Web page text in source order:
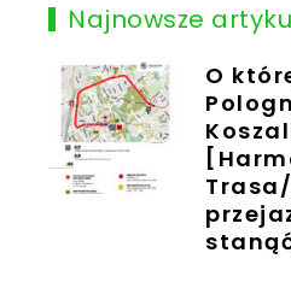
Najnowsze
O